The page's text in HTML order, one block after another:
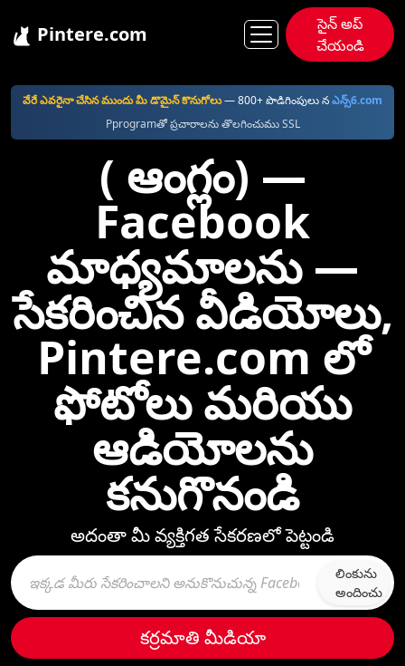
Pintere.com
సైన్ అప్
చేయండి
వేరే ఎవరైనా చేసిన ముందు మీ డొమైన్ కొనుగోలు—⁠ 800+ పొడిగింపులు నఎన్స్6.com
Pprogramతో ప్రచారాలను తొలగించుము SSL
( ఆంగ్లం) —⁠
Facebook
మాధ్యమాలను —
సేకరించిన వీడియోలు,
Pintere.com లో
ఫోటోలు మరియు
ఆడియోలను
కనుగొనండి
అదంతా మీ వ్యక్తిగత సేకరణలో పెట్టండి
లింకును
అందించు
కర్రమాతి మీడియా